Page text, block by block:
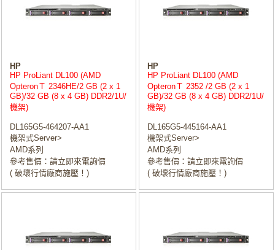
HP
HP ProLiant DL100 (AMD
OpteronＴ 2346HE/2 GB (2 x 1
GB)/32 GB (8 x 4 GB) DDR2/1U/
機架)
DL165G5-464207-AA1
機架式Server>
AMD系列
參考售價：請立即來電詢價
( 破壞行情廠商施壓！)
HP
HP ProLiant DL100 (AMD
OpteronＴ 2352 /2 GB (2 x 1
GB)/32 GB (8 x 4 GB) DDR2/1U/
機架)
DL165G5-445164-AA1
機架式Server>
AMD系列
參考售價：請立即來電詢價
( 破壞行情廠商施壓！)